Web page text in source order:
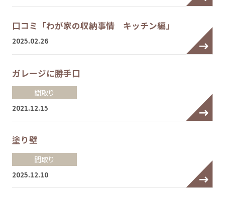
口コミ「わが家の収納事情 キッチン編」
2025.02.26
ガレージに勝手口
間取り
2021.12.15
塗り壁
間取り
2025.12.10